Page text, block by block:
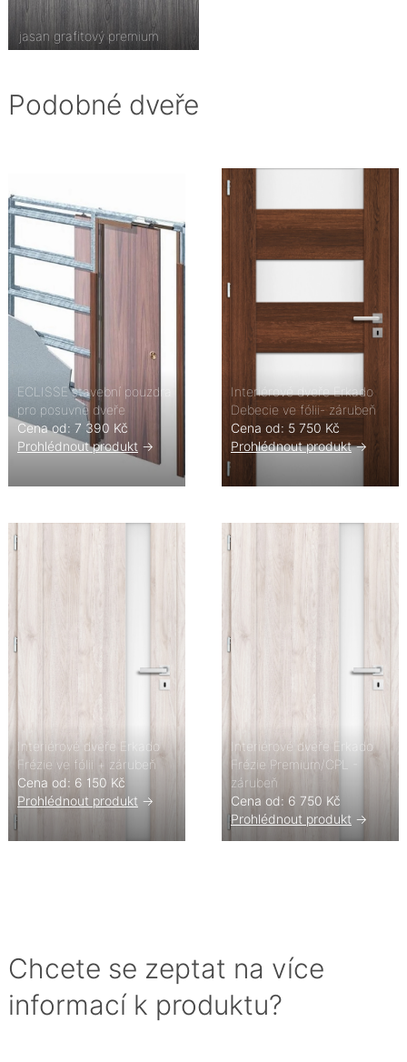
jasan grafitový premium
Podobné dveře
ECLISSE stavební pouzdra
pro posuvné dveře
Cena od: 7 390 Kč
Prohlédnout produkt ->
Interiérové dveře Erkado
Debecie ve fólii- zárubeň
Cena od: 5 750 Kč
Prohlédnout produkt->
Interiérové dveře Erkado
Frézie ve fólii + zárubeň
Cena od: 6 150 Kč
Prohlédnout produkt ->
Interiérové dveře Erkado
Frézie Premium/CPL -
zárubeň
Cena od: 6 750 Kč
Prohlédnout produkt ->
Chcete se zeptat na více
informací k produktu?